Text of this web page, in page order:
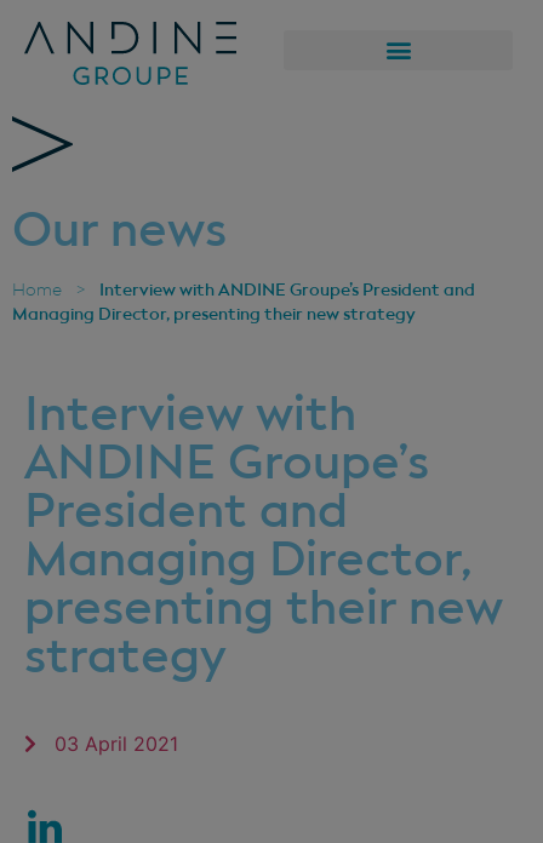
Our news
Home > Interview with ANDINE Groupe’s President and
Managing Director, presenting their new strategy
Interview with
ANDINE Groupe’s
President and
Managing Director,
presenting their new
strategy
03 April 2021